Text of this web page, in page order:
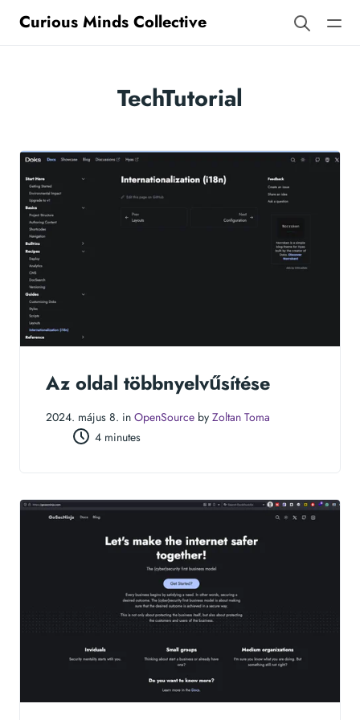
Curious Minds Collective
TechTutorial
Az oldal többnyelvűsítése
2024. május 8. in OpenSource by Zoltan Toma
4 minutes